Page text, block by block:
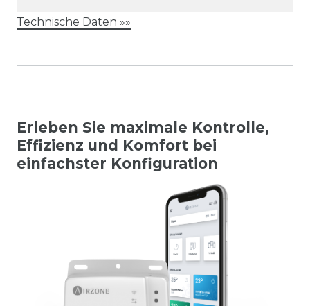
Technische Daten »»
Erleben Sie maximale Kontrolle,
Effizienz und Komfort bei
einfachster Konfiguration